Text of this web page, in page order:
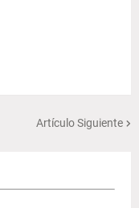
Artículo Siguiente